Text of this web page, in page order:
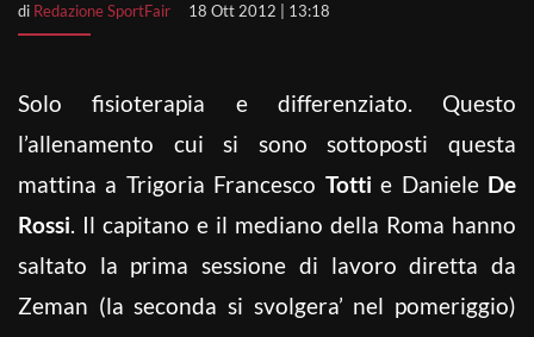
di Redazione SportFair 18 Ott 2012 | 13:18
Solo fisioterapia e differenziato. Questo
l’allenamento cui si sono sottoposti questa
mattina a Trigoria Francesco Totti e Daniele De
Rossi. Il capitano e il mediano della Roma hanno
saltato la prima sessione di lavoro diretta da
Zeman (la seconda si svolgera’ nel pomeriggio)